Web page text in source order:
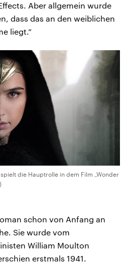
Aber allgemein wurde
dass das an den weiblichen
liegt.“
die Hauptrolle in dem Film „Wonder
schon von Anfang an
Sie wurde vom
William Moulton
erstmals 1941.